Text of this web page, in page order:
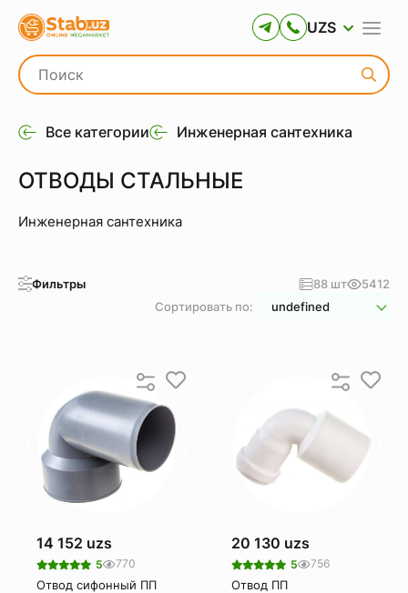
UZS
Все категории Инженерная сантехника
ОТВОДЫ СТАЛЬНЫЕ
Инженерная сантехника
Фильтры 88 шт
5412
Сортировать по:
undefined
14 152 uzs
5 770
Отвод сифонный ПП
20 130 uzs
5 756
Отвод ПП